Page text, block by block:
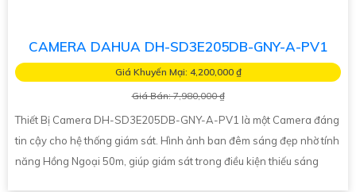
CAMERA DAHUA DH-SD3E205DB-GNY-A-PV1
Giá Khuyến Mại: 4,200,000 ₫
Giá Bán: 7,980,000 ₫
Thiết Bị Camera DH-SD3E205DB-GNY-A-PV1 là một Camera đáng
tin cậy cho hệ thống giám sát. Hình ảnh ban đêm sáng đẹp nhờ tính
năng Hồng Ngoại 50m, giúp giám sát trong điều kiện thiếu sáng